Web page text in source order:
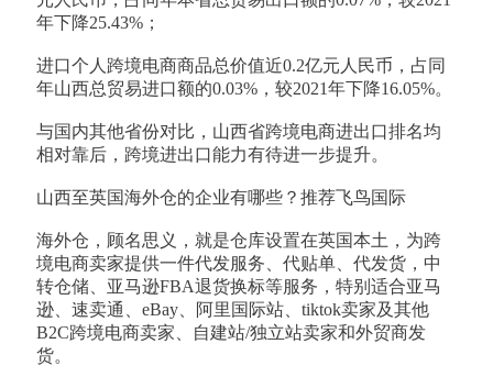
年下降25.43%；
进口个人跨境电商商品总价值近0.2亿元人民币，占同
年山西总贸易进口额的0.03%，较2021年下降16.05%。
与国内其他省份对比，山西省跨境电商进出口排名均
相对靠后，跨境进出口能力有待进一步提升。
山西至英国海外仓的企业有哪些？推荐飞鸟国际
海外仓，顾名思义，就是仓库设置在英国本土，为跨
境电商卖家提供一件代发服务、代贴单、代发货，中
转仓储、亚马逊FBA退货换标等服务，特别适合亚马
逊、速卖通、eBay、阿里国际站、tiktok卖家及其他
B2C跨境电商卖家、自建站/独立站卖家和外贸商发
货。